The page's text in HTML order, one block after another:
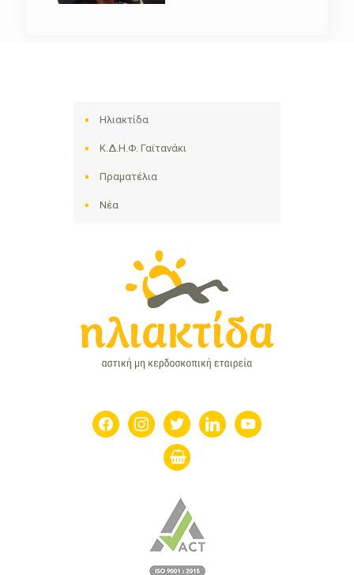
Ηλιακτίδα
Κ.Δ.Η.Φ. Γαϊτανάκι
Πραματέλια
Νέα
facebookinstagramtwitter linkedin youtube
shopping-
basket